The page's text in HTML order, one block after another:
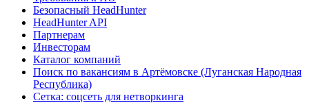
Безопасный HeadHunter
HeadHunter API
Партнерам
Инвесторам
Каталог компаний
Поиск по вакансиям в Артёмовске (Луганская Народная
Республика)
Сетка: соцсеть для нетворкинга